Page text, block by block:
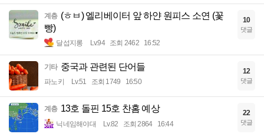
계층 (ㅎㅂ) 엘리베이터 앞 하얀 원피스 소연 (꽃
빵)
달섭지롱 Lv.94 조회 2462 16:52
10
댓글
기타 중국과 관련된 단어들
파노키 Lv.51 조회 1749 16:50
12
댓글
계층 13호 돌핀 15호 찬홈 예상
닉네임해야대 Lv.82 조회 2864 16:44
22
댓글